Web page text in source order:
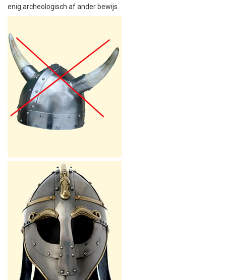
enig archeologisch af ander bewijs.